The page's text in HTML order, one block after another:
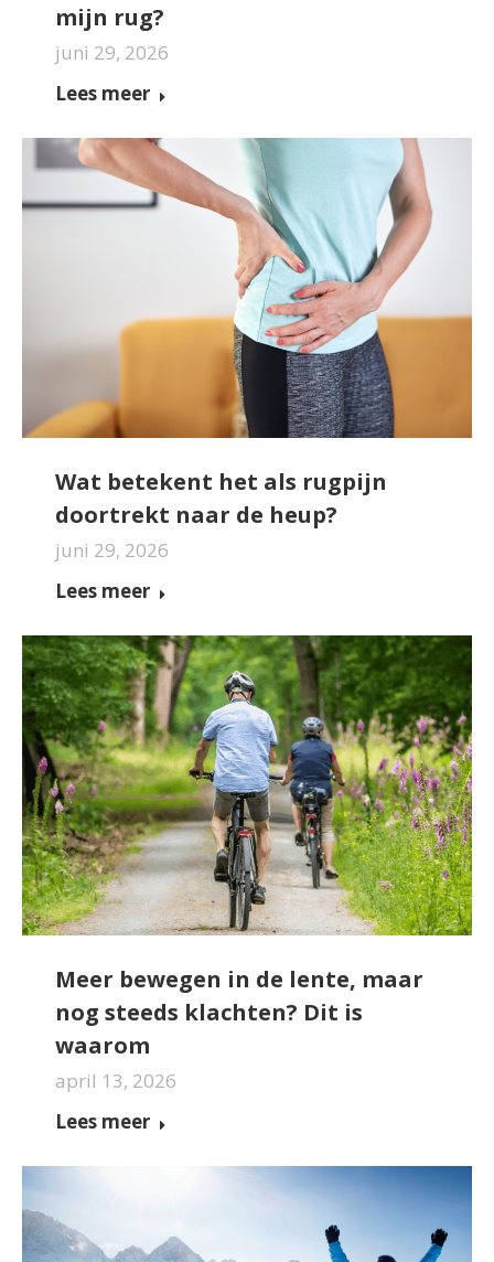
mijn rug?
juni 29, 2026
Lees meer
Wat betekent het als rugpijn
doortrekt naar de heup?
juni 29, 2026
Lees meer
Meer bewegen in de lente, maar
nog steeds klachten? Dit is
waarom
april 13, 2026
Lees meer